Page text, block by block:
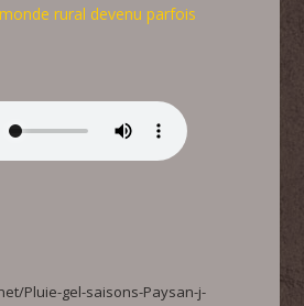
rural devenu parfois
Pluie-gel-saisons-Paysan-j-